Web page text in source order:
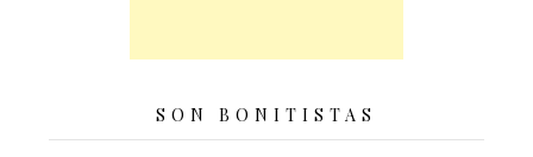
SON BONITISTAS